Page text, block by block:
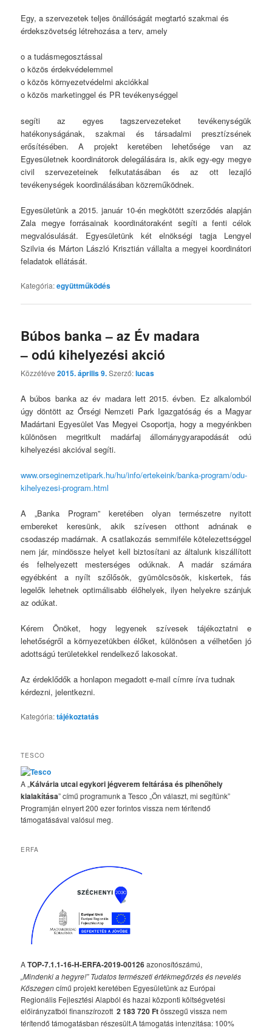
Egy, a szervezetek teljes önállóságát megtartó szakmai és
érdekszövetség létrehozása a terv, amely
o a tudásmegosztással
o közös érdekvédelemmel
o közös környezetvédelmi akciókkal
o közös marketinggel és PR tevékenységgel
segíti az egyes tagszervezeteket tevékenységük
hatékonyságának, szakmai és társadalmi presztízsének
erősítésében. A projekt keretében lehetősége van az
Egyesületnek koordinátorok delegálására is, akik egy-egy megye
civil szervezeteinek felkutatásában és az ott lezajló
tevékenységek koordinálásában közreműködnek.
Egyesületünk a 2015. január 10-én megkötött szerződés alapján
Zala megye forrásainak koordinátoraként segíti a fenti célok
megvalósulását. Egyesületünk két elnökségi tagja Lengyel
Szilvia és Márton László Krisztián vállalta a megyei koordinátori
feladatok ellátását.
Kategória:együttműködés
Búbos banka – az Év madara
– odú kihelyezési akció
Közzétéve2015. április 9.Szerző:lucas
A búbos banka az év madara lett 2015. évben. Ez alkalomból
úgy döntött az Őrségi Nemzeti Park Igazgatóság és a Magyar
Madártani Egyesület Vas Megyei Csoportja, hogy a megyénkben
különösen megritkult madárfaj állománygyarapodását odú
kihelyezési akcióval segíti.
www.orseginemzetipark.hu/hu/info/ertekeink/banka-program/odu-
kihelyezesi-program.html
A „Banka Program” keretében olyan természetre nyitott
embereket keresünk, akik szívesen otthont adnának e
csodaszép madárnak. A csatlakozás semmiféle kötelezettséggel
nem jár, mindössze helyet kell biztosítani az általunk kiszállított
és felhelyezett mesterséges odúknak. A madár számára
egyébként a nyílt szőlősök, gyümölcsösök, kiskertek, fás
legelők lehetnek optimálisabb élőhelyek, ilyen helyekre szánjuk
az odúkat.
Kérem Önöket, hogy legyenek szívesek tájékoztatni e
lehetőségről a környezetükben élőket, különösen a vélhetően jó
adottságú területekkel rendelkező lakosokat.
Az érdeklődők a honlapon megadott e-mail címre írva tudnak
kérdezni, jelentkezni.
Kategória:tájékoztatás
TESCO
A „Kálvária utcai egykori jégverem feltárása és pihenőhely
kialakítása” című programunk a Tesco „Ön választ, mi segítünk”
Programján elnyert 200 ezer forintos vissza nem térítendő
támogatásával valósul meg.
ERFA
ATOP-7.1.1-16-H-ERFA-2019-00126azonosítószámú,
„Mindenki a hegyre!” Tudatos természeti értékmegőrzés és nevelés
Kőszegencímű projekt keretében Egyesületünk az Európai
Regionális Fejlesztési Alapból és hazai központi költségvetési
előirányzatból finanszírozott2 183 720 Ftösszegű vissza nem
térítendő támogatásban részesült.A támogatás intenzitása: 100%